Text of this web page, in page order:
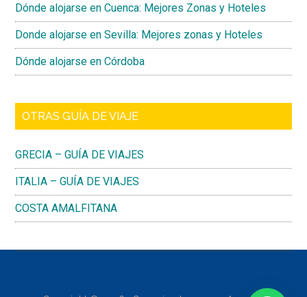
Dónde alojarse en Cuenca: Mejores Zonas y Hoteles
Donde alojarse en Sevilla: Mejores zonas y Hoteles
Dónde alojarse en Córdoba
OTRAS GUÍA DE VIAJE
GRECIA – GUÍA DE VIAJES
ITALIA – GUÍA DE VIAJES
COSTA AMALFITANA